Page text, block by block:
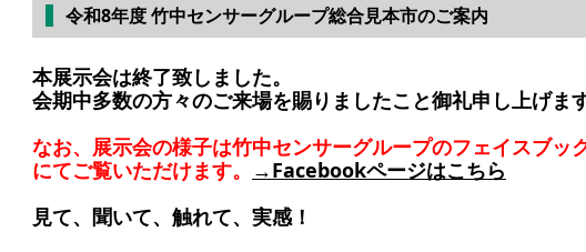
令和8年度 竹中センサーグループ総合見本市のご案内
本展示会は終了致しました。
会期中多数の方々のご来場を賜りましたこと御礼申し上げます
なお、展示会の様子は竹中センサーグループのフェイスブッ
にてご覧いただけます。 →Facebookページはこちら
見て、聞いて、触れて、実感！